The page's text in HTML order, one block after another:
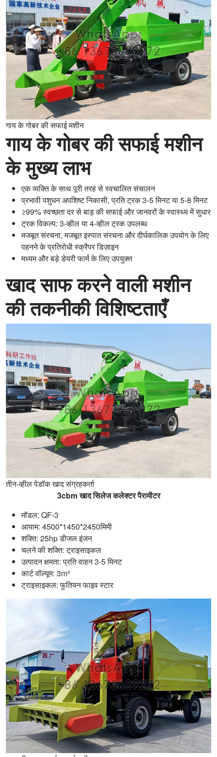
गाय के गोबर की सफाई मशीन
गाय के गोबर की सफाई मशीन
के मुख्य लाभ
एक व्यक्ति के साथ पूरी तरह से स्वचालित संचालन
प्रभावी पशुधन अपशिष्ट निकासी, प्रति ट्रक 3-5 मिनट या 5-8 मिनट
≥99% स्वच्छता दर से बाड़ की सफाई और जानवरों के स्वास्थ्य में सुधार
ट्रक विकल्प: 3-व्हील या 4-व्हील ट्रक उपलब्ध
मजबूत संरचना, मजबूत इस्पात संरचना और दीर्घकालिक उपयोग के लिए
पहनने के प्रतिरोधी स्क्रैपर डिज़ाइन
मध्यम और बड़े डेयरी फार्म के लिए उपयुक्त
खाद साफ करने वाली मशीन
की तकनीकी विशिष्टताएँ
तीन-व्हील पेडॉक खाद संग्रहकर्ता
3cbm खाद सिलेज कलेक्टर पैरामीटर
मॉडल: QF-3
आयाम: 4500*1450*2450मिमी
शक्ति: 25hp डीजल इंजन
चलने की शक्ति: ट्राइसाइकल
उत्पादन क्षमता: प्रति वाहन 3-5 मिनट
कार्ट वॉल्यूम: 3m³
ट्राइसाइकल: फुतियन फाइव स्टार